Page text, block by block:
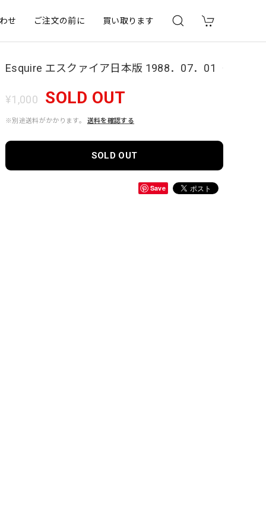
せ ご注文の前に 買い取ります
Esquire エスクァイア日本版 1988．07．01
¥1,000 SOLD OUT
※別途送料がかかります。 送料を確認する
SOLD OUT
Save